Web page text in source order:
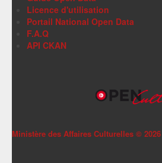
Licence d'utilisation
Portail National Open Data
F.A.Q
API CKAN
Ministère des Affaires Culturelles © 2026